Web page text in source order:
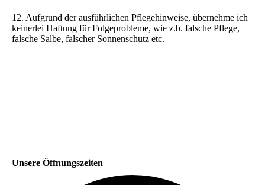
12. Aufgrund der ausführlichen Pflegehinweise, übernehme ich
keinerlei Haftung für Folgeprobleme, wie z.b. falsche Pflege,
falsche Salbe, falscher Sonnenschutz etc.
Unsere Öffnungszeiten